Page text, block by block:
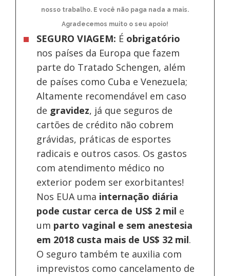
nosso trabalho. E você não paga nada a mais.
Agradecemos muito o seu apoio!
SEGURO VIAGEM: É obrigatório
nos países da Europa que fazem
parte do Tratado Schengen, além
de países como Cuba e Venezuela;
Altamente recomendável em caso
de gravidez, já que seguros de
cartões de crédito não cobrem
grávidas, práticas de esportes
radicais e outros casos. Os gastos
com atendimento médico no
exterior podem ser exorbitantes!
Nos EUA uma internação diária
pode custar cerca de US$ 2 mil e
um parto vaginal e sem anestesia
em 2018 custa mais de US$ 32 mil.
O seguro também te auxilia com
imprevistos como cancelamento de